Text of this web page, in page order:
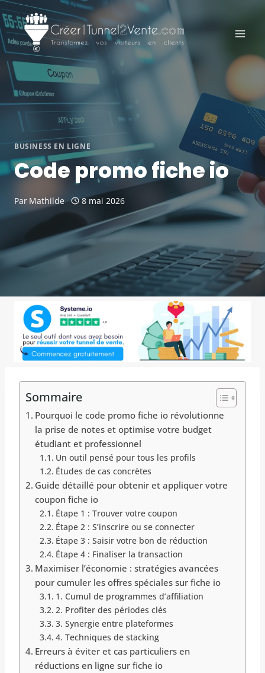
Aller
au
contenu
BUSINESS EN LIGNE
Code promo fiche io
Par Mathilde 8 mai 2026
Sommaire
Pourquoi le code promo fiche io révolutionne
la prise de notes et optimise votre budget
étudiant et professionnel
Un outil pensé pour tous les profils
Études de cas concrètes
Guide détaillé pour obtenir et appliquer votre
coupon fiche io
Étape 1 : Trouver votre coupon
Étape 2 : S’inscrire ou se connecter
Étape 3 : Saisir votre bon de réduction
Étape 4 : Finaliser la transaction
Maximiser l’économie : stratégies avancées
pour cumuler les offres spéciales sur fiche io
1. Cumul de programmes d’affiliation
2. Profiter des périodes clés
3. Synergie entre plateformes
4. Techniques de stacking
Erreurs à éviter et cas particuliers en
réductions en ligne sur fiche io